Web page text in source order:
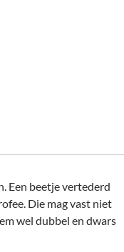
Een beetje vertederd
Die mag vast niet
wel dubbel en dwars